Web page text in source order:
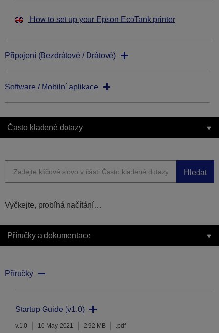
How to set up your Epson EcoTank printer
Připojení (Bezdrátové / Drátové)
Software / Mobilní aplikace
Často kladené dotazy
Hledat
Vyčkejte, probíhá načítání…
Příručky a dokumentace
Příručky
Startup Guide (v1.0)
v.1.0 10-May-2021 2.92 MB .pdf